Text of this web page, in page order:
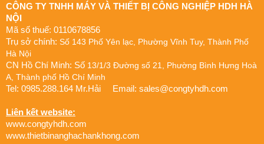
CÔNG TY TNHH MÁY VÀ THIẾT BỊ CÔNG NGHIỆP HDH HÀ
NỘI
Mã số thuế: 0110678856
Trụ sở chính: Số 143 Phố Yên lạc, Phường Vĩnh Tuy, Thành Phố
Hà Nội
CN Hồ Chí Minh: Số 13/1/3 Đường số 21, Phường Bình Hưng Hoà
A, Thành phố Hồ Chí Minh
Tel: 0985.288.164 Mr.Hải Email: sales@congtyhdh.com
Liên kết website:
www.congtyhdh.com
www.thietbinanghachankhong.com